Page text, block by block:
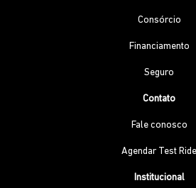
Consórcio
Financiamento
Seguro
Contato
Fale conosco
Agendar Test Ride
Institucional